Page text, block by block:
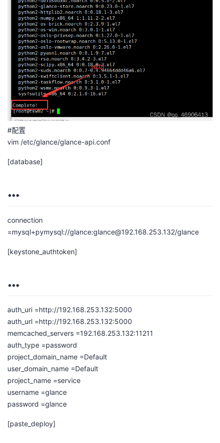
#配置
vim /etc/glance/glance-api.conf
[database]
…
connection
=mysql+pymysql://glance:glance@192.168.253.132/glance
[keystone_authtoken]
…
auth_uri =http://192.168.253.132:5000
auth_url =http://192.168.253.132:5000
memcached_servers =192.168.253.132:11211
auth_type =password
project_domain_name =Default
user_domain_name =Default
project_name =service
username =glance
password =glance
[paste_deploy]